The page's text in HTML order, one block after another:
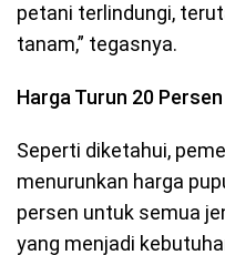
petani terlindungi,
tanam,” tegasnya.
Harga Turun 20 Persen
Seperti diketahui,
menurunkan harga
persen untuk semua
yang menjadi